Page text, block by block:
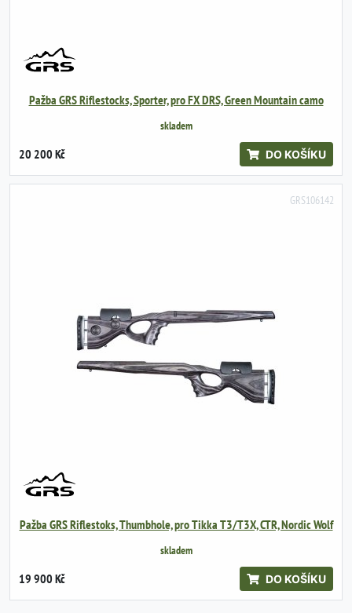
Pažba GRS Riflestocks, Sporter, pro FX DRS, Green Mountain camo
skladem
20 200 Kč DO KOŠÍKU
GRS106142
Pažba GRS Riflestoks, Thumbhole, pro Tikka T3/T3X, CTR, Nordic Wolf
skladem
19 900 Kč DO KOŠÍKU